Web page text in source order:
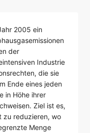
2005 ein
der
Industrie
die sie
Ende eines jeden
in Höhe ihrer
Ziel ist es,
zu reduzieren, wo
Menge